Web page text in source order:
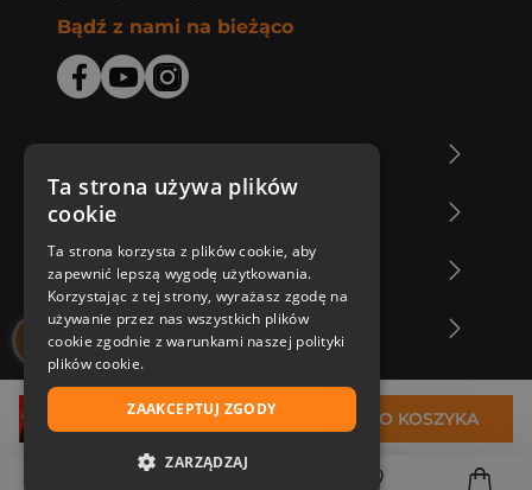
38,99 zł DO KOSZYKA
Bądź z nami na bieżąco
Zakupy u nas
Nasza oferta
Nasi autorzy
Ta strona używa plików
cookie
Ta strona korzysta z plików cookie, aby
zapewnić lepszą wygodę użytkowania.
Korzystając z tej strony, wyrażasz zgodę na
używanie przez nas wszystkich plików
cookie zgodnie z warunkami naszej polityki
plików cookie.
ZAAKCEPTUJ ZGODY
ZARZĄDZAJ